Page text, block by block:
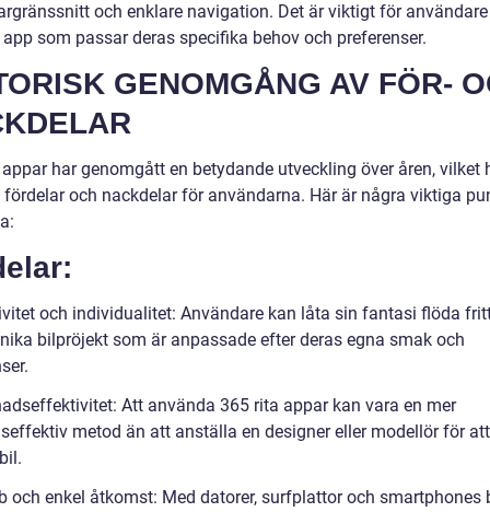
och enklare navigation. Det är viktigt för
som passar deras specifika behov och preferenser.
GENOMGÅNG AV FÖR-
har genomgått en betydande utveckling över åren, vilket
och nackdelar för användarna. Här är några viktiga
och individualitet: Användare kan låta sin fantasi flöda
bilpröjekt som är anpassade efter deras egna smak och
Att använda 365 rita appar kan vara en mer
metod än att anställa en designer eller modellör för
och enkel åtkomst: Med datorer, surfplattor och smartphones